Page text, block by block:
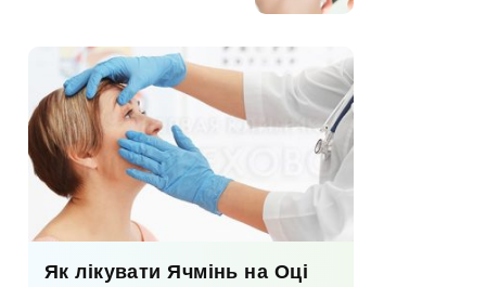
Як лікувати Ячмінь на Оці